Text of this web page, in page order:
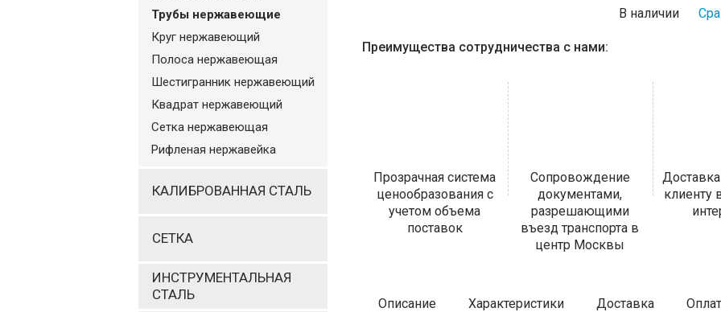
Трубы нержавеющие
Круг нержавеющий
Полоса нержавеющая
Шестигранник нержавеющий
Квадрат нержавеющий
Сетка нержавеющая
Рифленая нержавейка
КАЛИБРОВАННАЯ СТАЛЬ
СЕТКА
ИНСТРУМЕНТАЛЬНАЯ
СТАЛЬ
В наличии
Преимущества сотрудничества с нами:
Прозрачная система
ценообразования с
учетом объема
поставок
Сопровождение
документами,
разрешающими
въезд транспорта в
центр Москвы
клиенту
Описание Характеристики Доставка